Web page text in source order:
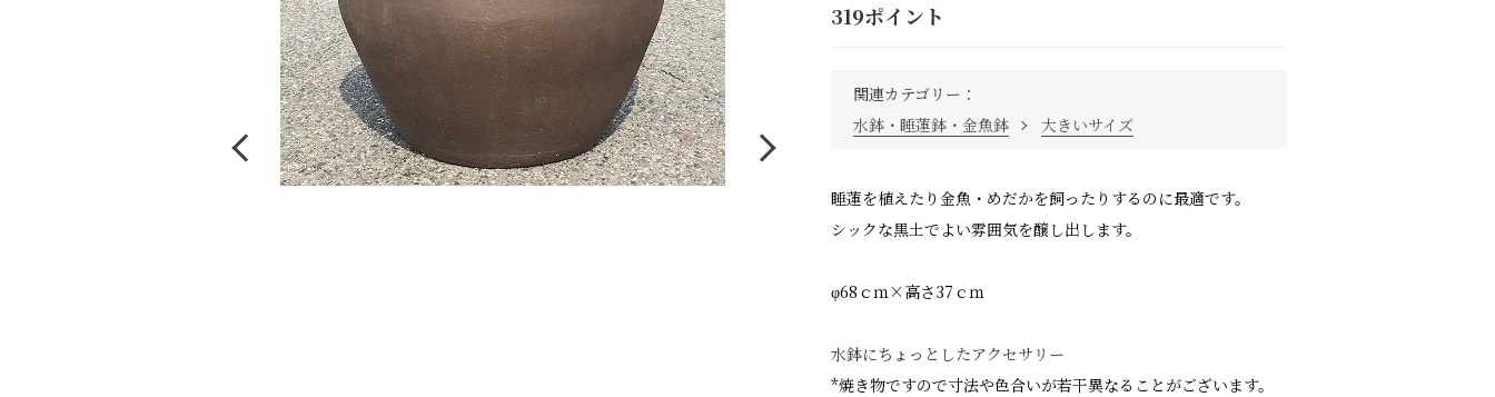
319ポイント
関連カテゴリー：
水鉢・睡蓮鉢・金魚鉢
大きいサイズ
睡蓮を植えたり金魚・めだかを飼ったりするのに最適です。
シックな黒土でよい雰囲気を醸し出します。
φ68ｃｍ×高さ37ｃｍ
水鉢にちょっとしたアクセサリー
*焼き物ですので寸法や色合いが若干異なることがございます。